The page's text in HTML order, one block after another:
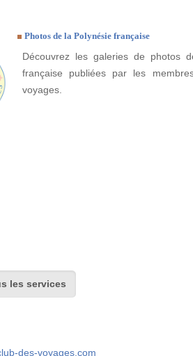
Photos de la Polynésie française
Découvrez les galeries de photos
française publiées par les
voyages.
les services
des-voyages.com